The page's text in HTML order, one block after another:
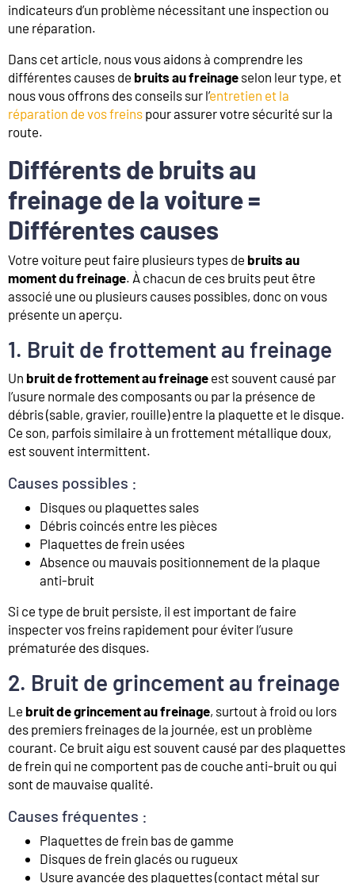
indicateurs d’un problème nécessitant une inspection ou
une réparation.
Dans cet article, nous vous aidons à comprendre les
différentes causes de bruits au freinage selon leur type, et
nous vous offrons des conseils sur l’entretien et la
réparation de vos freins pour assurer votre sécurité sur la
route.
Différents de bruits au
freinage de la voiture =
Différentes causes
Votre voiture peut faire plusieurs types de bruits au
moment du freinage. À chacun de ces bruits peut être
associé une ou plusieurs causes possibles, donc on vous
présente un aperçu.
1. Bruit de frottement au freinage
Un bruit de frottement au freinage est souvent causé par
l’usure normale des composants ou par la présence de
débris (sable, gravier, rouille) entre la plaquette et le disque.
Ce son, parfois similaire à un frottement métallique doux,
est souvent intermittent.
Causes possibles :
Disques ou plaquettes sales
Débris coincés entre les pièces
Plaquettes de frein usées
Absence ou mauvais positionnement de la plaque
anti-bruit
Si ce type de bruit persiste, il est important de faire
inspecter vos freins rapidement pour éviter l’usure
prématurée des disques.
2. Bruit de grincement au freinage
Le bruit de grincement au freinage, surtout à froid ou lors
des premiers freinages de la journée, est un problème
courant. Ce bruit aigu est souvent causé par des plaquettes
de frein qui ne comportent pas de couche anti-bruit ou qui
sont de mauvaise qualité.
Causes fréquentes :
Plaquettes de frein bas de gamme
Disques de frein glacés ou rugueux
Usure avancée des plaquettes (contact métal sur